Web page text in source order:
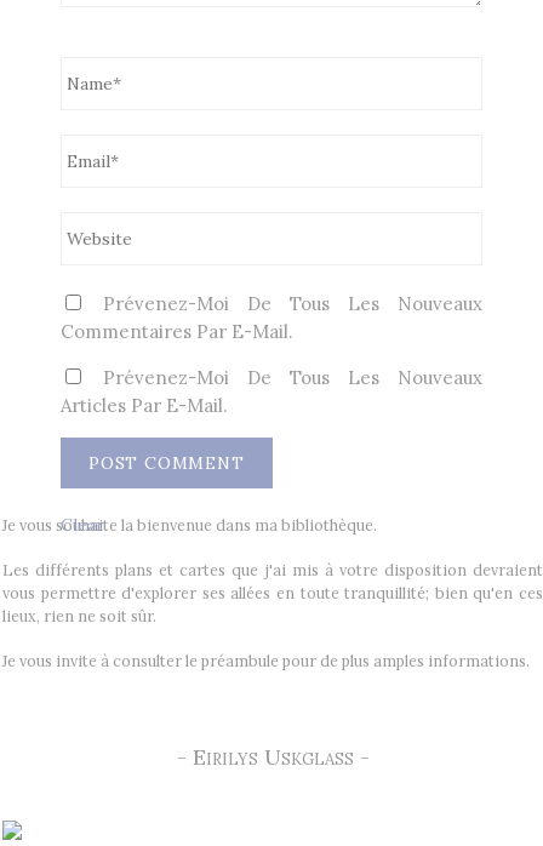
Prévenez-Moi De Tous Les Nouveaux
Commentaires Par E-Mail.
Prévenez-Moi De Tous Les Nouveaux
Articles Par E-Mail.
Clear
Je vous souhaite la bienvenue dans ma bibliothèque.
Les différents plans et cartes que j'ai mis à votre disposition devraient
vous permettre d'explorer ses allées en toute tranquillité; bien qu'en ces
lieux, rien ne soit sûr.
Je vous invite à consulter le préambule pour de plus amples informations.
- Eirilys Uskglass -